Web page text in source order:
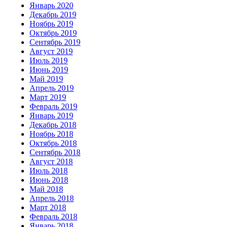
Январь 2020
Декабрь 2019
Ноябрь 2019
Октябрь 2019
Сентябрь 2019
Август 2019
Июль 2019
Июнь 2019
Май 2019
Апрель 2019
Март 2019
Февраль 2019
Январь 2019
Декабрь 2018
Ноябрь 2018
Октябрь 2018
Сентябрь 2018
Август 2018
Июль 2018
Июнь 2018
Май 2018
Апрель 2018
Март 2018
Февраль 2018